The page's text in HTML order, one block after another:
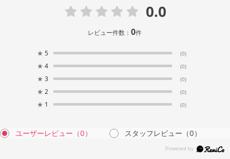
0.0
レビュー件数：0件
★ 5 (0)
★ 4 (0)
★ 3 (0)
★ 2 (0)
★ 1 (0)
ユーザーレビュー （0） スタッフレビュー （0）